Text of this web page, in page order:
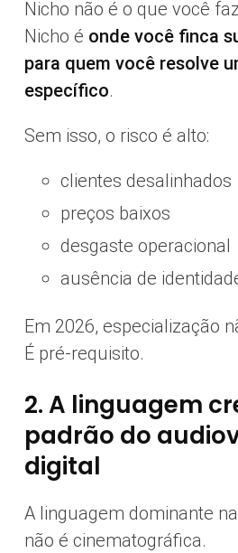
Nicho não é o que você
Nicho é onde você finca
para quem você resolve
específico.
Sem isso, o risco é alto:
clientes desalinhados
preços baixos
desgaste operacional
ausência de
Em 2026, especialização
É pré-requisito.
2. A linguagem
padrão do
digital
A linguagem dominante
não é cinematográfica.